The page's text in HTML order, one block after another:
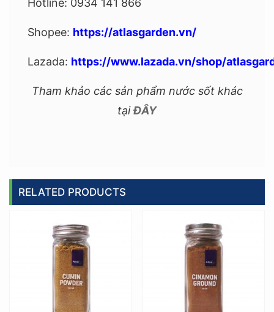
Hotline: 0934 141 866
Shopee: https://atlasgarden.vn/
Lazada: https://www.lazada.vn/shop/
Tham khảo các sản phẩm nước sốt khác
tạiĐÂY
RELATED PRODUCTS